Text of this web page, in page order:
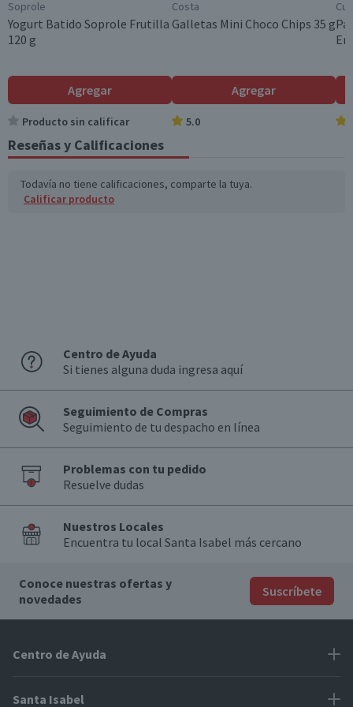
Soprole
Yogurt Batido Soprole Frutilla
120 g
Agregar
Producto sin calificar
Costa
Galletas Mini Choco Chips 35 g
Agregar
5.0
Reseñas y Calificaciones
Todavía no tiene calificaciones, comparte la tuya.
Calificar producto
Centro de Ayuda
Si tienes alguna duda ingresa aquí
Seguimiento de Compras
Seguimiento de tu despacho en línea
Problemas con tu pedido
Resuelve dudas
Nuestros Locales
Encuentra tu local Santa Isabel más cercano
Conoce nuestras ofertas y
novedades
Suscríbete
Centro de Ayuda
Problemas con tu pedido
Santa Isabel